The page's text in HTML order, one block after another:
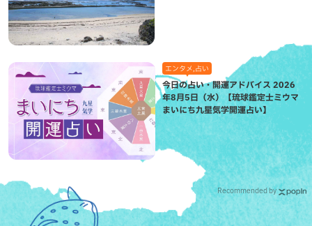
エンタメ,占い
今日の占い・開運アドバイス 2026
年8月5日（水）【琉球鑑定士ミウマ
まいにち九星気学開運占い】
Recommended by